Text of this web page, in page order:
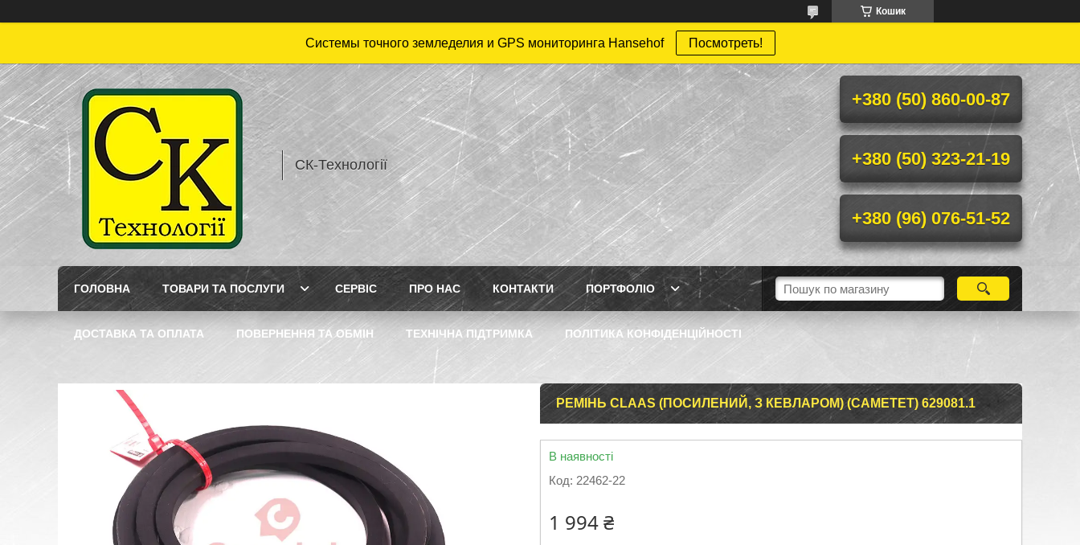
Кошик
Системы точного земледелия и GPS мониторинга Hansehof Посмотреть!
СК-Технології
+380 (50) 860-00-87
+380 (50) 323-21-19
+380 (96) 076-51-52
ГОЛОВНА ТОВАРИ ТА ПОСЛУГИ СЕРВІС ПРО НАС КОНТАКТИ ПОРТФОЛІО
ДОСТАВКА ТА ОПЛАТА ПОВЕРНЕННЯ ТА ОБМІН ТЕХНІЧНА ПІДТРИМКА ПОЛІТИКА КОНФІДЕНЦІЙНОСТІ
РЕМІНЬ CLAAS (ПОСИЛЕНИЙ, З КЕВЛАРОМ) (CAMETET) 629081.1
В наявності
Код: 22462-22
1 994 ₴